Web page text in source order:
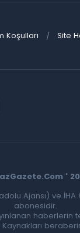
Koşulları Site
'
Ajansı) ve İHA
abonesidir.
haberlerin
Kaynakları